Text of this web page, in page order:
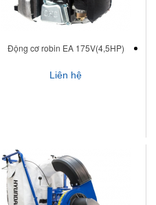
Động cơ robin EA 175V(4,5HP)
Liên hệ